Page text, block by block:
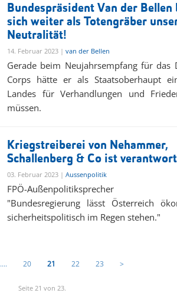
Bundespräsident Van der
sich weiter als Totengräber
Neutralität!
14. Februar 2023 | van der Bellen
Gerade beim Neujahrsempfang für das
Corps hätte er als Staatsoberhaupt
Landes für Verhandlungen und
müssen.
Kriegstreiberei von Nehammer,
Schallenberg & Co ist
03. Februar 2023 | Aussenpolitik
FPÖ-Außenpolitiksprecher
"Bundesregierung lässt Österreich
sicherheitspolitisch im Regen stehen."
.... 20 21 22 23 >
Seite 21 von 23.